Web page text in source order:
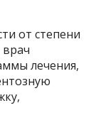
от степени
врач
лечения,